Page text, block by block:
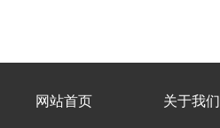
网站首页 关于我们